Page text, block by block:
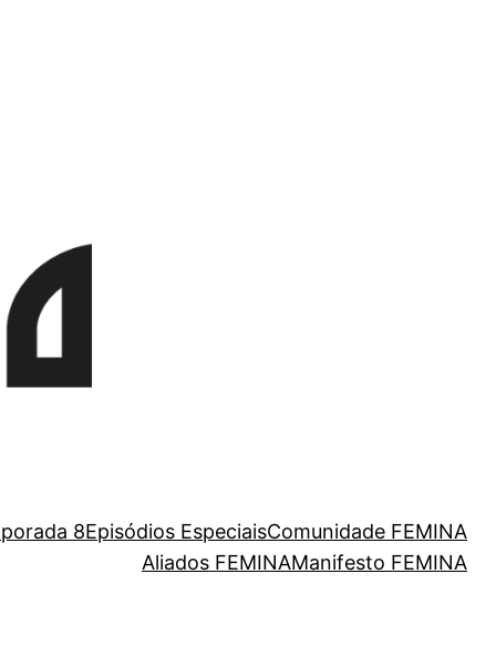
8Episódios EspeciaisComunidade FEMINA
Aliados FEMINAManifesto FEMINA